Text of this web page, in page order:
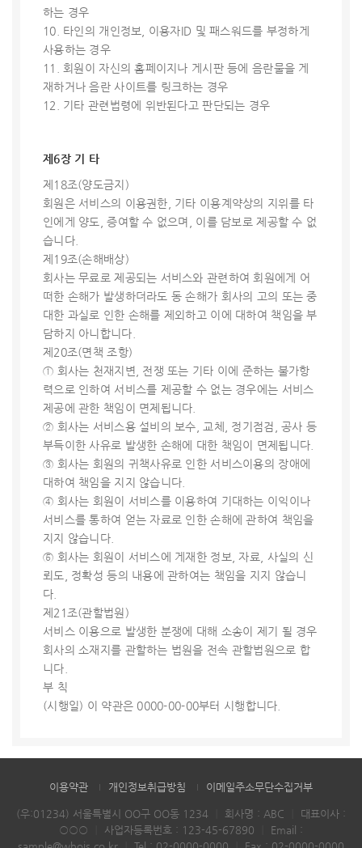
하는 경우
10. 타인의 개인정보, 이용자ID 및 패스워드를 부정하게
사용하는 경우
11. 회원이 자신의 홈페이지나 게시판 등에 음란물을 게
재하거나 음란 사이트를 링크하는 경우
12. 기타 관련법령에 위반된다고 판단되는 경우
제6장 기 타
제18조(양도금지)
회원은 서비스의 이용권한, 기타 이용계약상의 지위를 타
인에게 양도, 증여할 수 없으며, 이를 담보로 제공할 수 없
습니다.
제19조(손해배상)
회사는 무료로 제공되는 서비스와 관련하여 회원에게 어
떠한 손해가 발생하더라도 동 손해가 회사의 고의 또는 중
대한 과실로 인한 손해를 제외하고 이에 대하여 책임을 부
담하지 아니합니다.
제20조(면책 조항)
① 회사는 천재지변, 전쟁 또는 기타 이에 준하는 불가항
력으로 인하여 서비스를 제공할 수 없는 경우에는 서비스
제공에 관한 책임이 면제됩니다.
② 회사는 서비스용 설비의 보수, 교체, 정기점검, 공사 등
부득이한 사유로 발생한 손해에 대한 책임이 면제됩니다.
③ 회사는 회원의 귀책사유로 인한 서비스이용의 장애에
대하여 책임을 지지 않습니다.
④ 회사는 회원이 서비스를 이용하여 기대하는 이익이나
서비스를 통하여 얻는 자료로 인한 손해에 관하여 책임을
지지 않습니다.
⑤ 회사는 회원이 서비스에 게재한 정보, 자료, 사실의 신
뢰도, 정확성 등의 내용에 관하여는 책임을 지지 않습니
다.
제21조(관할법원)
서비스 이용으로 발생한 분쟁에 대해 소송이 제기 될 경우
회사의 소재지를 관할하는 법원을 전속 관할법원으로 합
니다.
부 칙
(시행일) 이 약관은 0000-00-00부터 시행합니다.
이용약관 개인정보취급방침 이메일주소무단수집거부
(우:01234) 서울특별시 OO구 OO동 1234 회사명 : ABC
대표이사 :
○○○
사업자등록번호 : 123-45-67890
Email :